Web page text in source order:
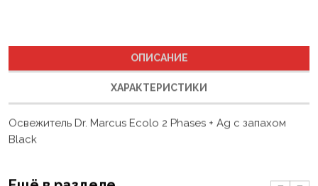
ХАРАКТЕРИСТИКИ
Освежитель Dr. Marcus Ecolo 2 Phases + Ag с запахом
Black